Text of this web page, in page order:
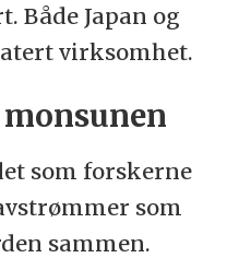
Både Japan og
virksomhet.
som forskerne
som
sammen.